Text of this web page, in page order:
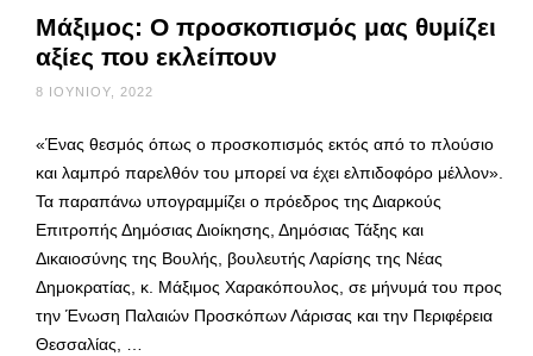
Μάξιμος: Ο προσκοπισμός μας θυμίζει
αξίες που εκλείπουν
8 ΙΟΥΝΊΟΥ, 2022
«Ένας θεσμός όπως ο προσκοπισμός εκτός από το πλούσιο
και λαμπρό παρελθόν του μπορεί να έχει ελπιδοφόρο μέλλον».
Τα παραπάνω υπογραμμίζει ο πρόεδρος της Διαρκούς
Επιτροπής Δημόσιας Διοίκησης, Δημόσιας Τάξης και
Δικαιοσύνης της Βουλής, βουλευτής Λαρίσης της Νέας
Δημοκρατίας, κ. Μάξιμος Χαρακόπουλος, σε μήνυμά του προς
την Ένωση Παλαιών Προσκόπων Λάρισας και την Περιφέρεια
Θεσσαλίας, …